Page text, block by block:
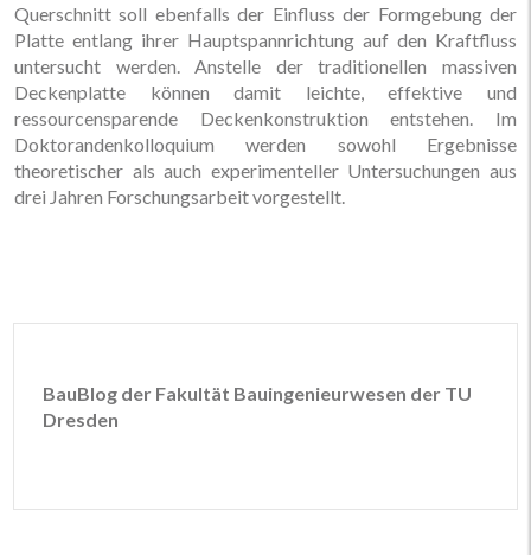
Querschnitt soll ebenfalls der Einfluss der Formgebung der
Platte entlang ihrer Hauptspannrichtung auf den Kraftfluss
untersucht werden. Anstelle der traditionellen massiven
Deckenplatte können damit leichte, effektive und
ressourcensparende Deckenkonstruktion entstehen. Im
Doktorandenkolloquium werden sowohl Ergebnisse
theoretischer als auch experimenteller Untersuchungen aus
drei Jahren Forschungsarbeit vorgestellt.
BauBlog der Fakultät Bauingenieurwesen der TU
Dresden